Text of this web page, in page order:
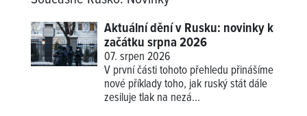
Aktuální dění v Rusku: novinky k
začátku srpna 2026
07. srpen 2026
V první části tohoto přehledu přinášíme
nové příkladytoho, jak ruský stát dále
zesiluje tlak na nezá...